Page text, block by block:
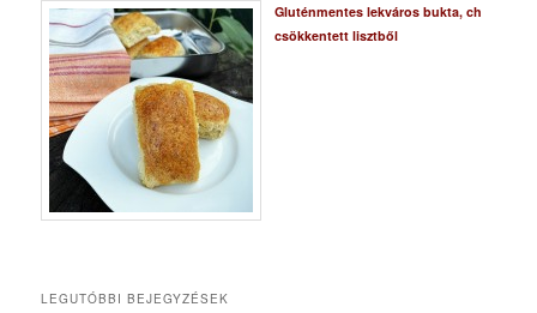
Gluténmentes lekváros bukta, ch
csökkentett lisztből
LEGUTÓBBI BEJEGYZÉSEK